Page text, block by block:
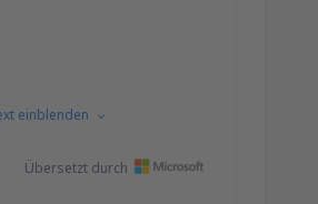
einblenden
Übersetzt durch